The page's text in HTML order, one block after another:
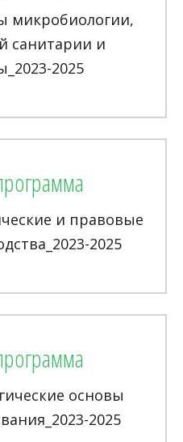
микробиологии,
санитарии и
2025
и правовые
2025
основы
2025